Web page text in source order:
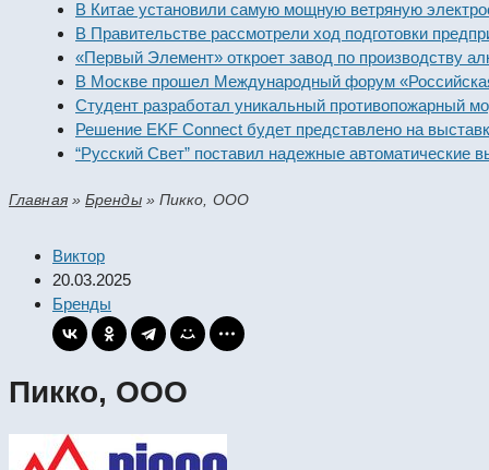
В Китае установили самую мощную ветряную
В Правительстве рассмотрели ход подготовки
«Первый Элемент» откроет завод по производству
В Москве прошел Международный форум
Студент разработал уникальный противопожарный
Решение EKF Connect будет представлено на
“Русский Свет” поставил надежные
Главная»Бренды» Пикко, ООО
Виктор
20.03.2025
Бренды
Пикко, ООО